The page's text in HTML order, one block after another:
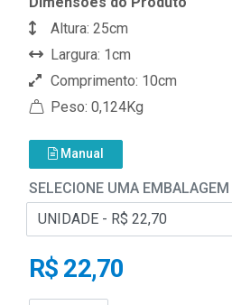
Altura: 25cm
Largura: 1cm
Comprimento: 10cm
Peso: 0,124Kg
Manual
SELECIONE UMA EMBALAGEM
R$ 22,70